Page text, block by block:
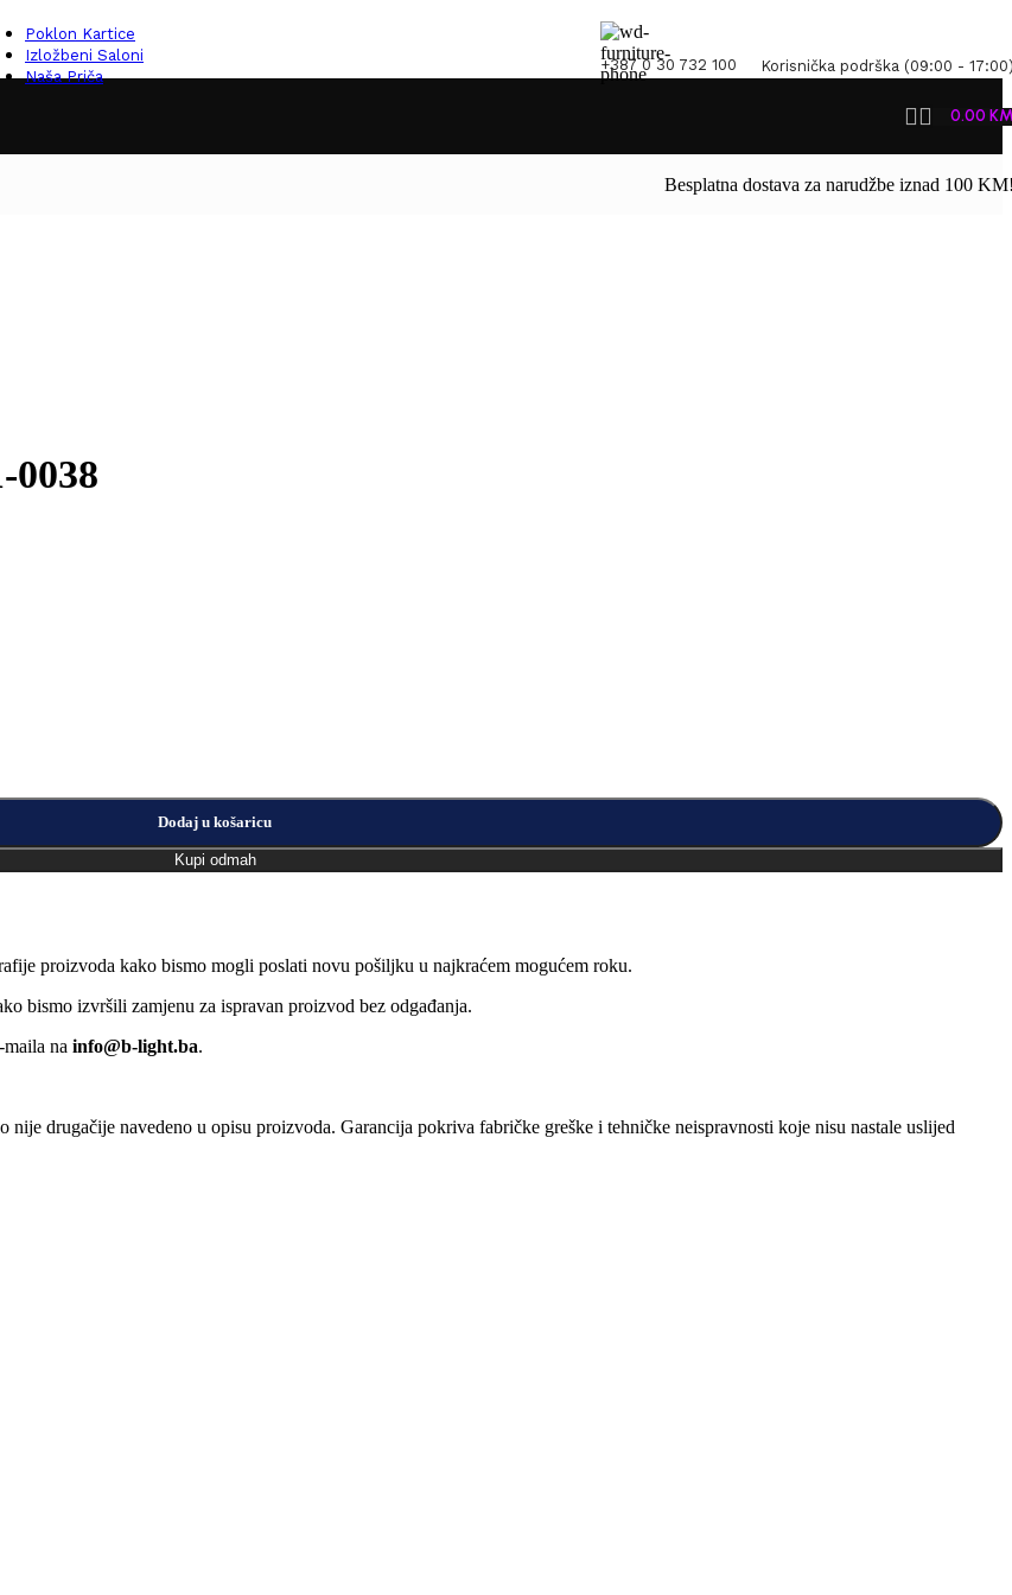
Poklon Kartice
Izložbeni Saloni
Naša Priča
+387 0 30 732 100 Korisnička podrška (09:00 -
0.00
Besplatna dostava za narudžbe iznad 100
0038
Dodaj u košaricu
Kupi odmah
proizvoda kako bismo mogli poslati novu pošiljku u najkraćem mogućem roku.
bismo izvršili zamjenu za ispravan proizvod bez odgađanja.
na info@b-light.ba.
nije drugačije navedeno u opisu proizvoda. Garancija pokriva fabričke greške i tehničke neispravnosti koje nisu nastale uslijed